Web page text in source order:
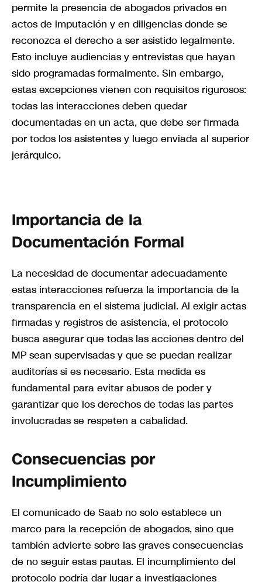
permite la presencia de abogados privados en
actos de imputación y en diligencias donde se
reconozca el derecho a ser asistido legalmente.
Esto incluye audiencias y entrevistas que hayan
sido programadas formalmente. Sin embargo,
estas excepciones vienen con requisitos rigurosos:
todas las interacciones deben quedar
documentadas en un acta, que debe ser firmada
por todos los asistentes y luego enviada al superior
jerárquico.
Importancia de la
Documentación Formal
La necesidad de documentar adecuadamente
estas interacciones refuerza la importancia de la
transparencia en el sistema judicial. Al exigir actas
firmadas y registros de asistencia, el protocolo
busca asegurar que todas las acciones dentro del
MP sean supervisadas y que se puedan realizar
auditorías si es necesario. Esta medida es
fundamental para evitar abusos de poder y
garantizar que los derechos de todas las partes
involucradas se respeten a cabalidad.
Consecuencias por
Incumplimiento
El comunicado de Saab no solo establece un
marco para la recepción de abogados, sino que
también advierte sobre las graves consecuencias
de no seguir estas pautas. El incumplimiento del
protocolo podría dar lugar a investigaciones